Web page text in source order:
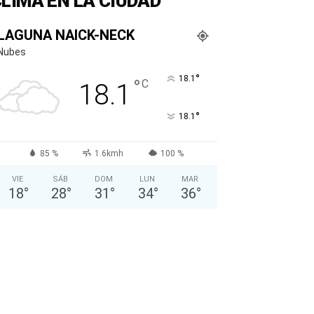
NAICK-NECK
18.1 °C 18.1 °
18.1 °
85 % 1.6kmh 100 %
VIE
18°
SÁB
28°
DOM
31 °
LUN
34°
MAR
36°